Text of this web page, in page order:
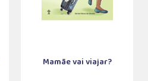
Mamãe vai viajar?